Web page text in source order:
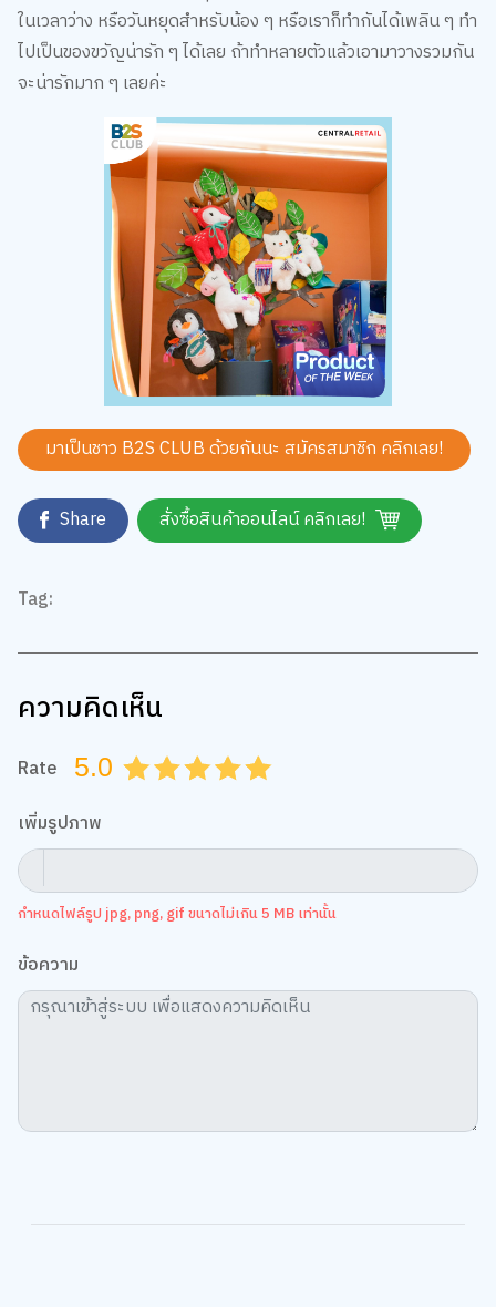
ในเวลาว่าง หรือวันหยุดสำหรับน้อง ๆ หรือเราก็ทำกันได้เพลิน ๆ ทำ
ไปเป็นของขวัญน่ารัก ๆ ได้เลย ถ้าทำหลายตัวแล้วเอามาวางรวมกัน
จะน่ารักมาก ๆ เลยค่ะ
มาเป็นชาว B2S CLUB ด้วยกันนะ สมัครสมาชิก คลิกเลย!
Share สั่งซื้อสินค้าออนไลน์ คลิกเลย!
Tag:
ความคิดเห็น
Rate 5.0 4.5
4.0
3.5
3.0
2.5
2.0
1.5
1.0
0.5
เพิ่มรูปภาพ
กำหนดไฟล์รูป jpg, png, gif ขนาดไม่เกิน 5 MB เท่านั้น
ข้อความ